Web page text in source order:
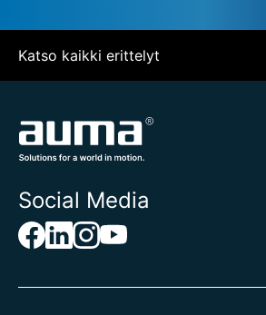
Katso kaikki erittelyt
Social Media